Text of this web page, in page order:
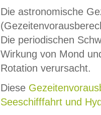
Die astronomische
Die periodischen
Wirkung von Mond
Rotation verursacht.
Diese
Seeschifffahrt und